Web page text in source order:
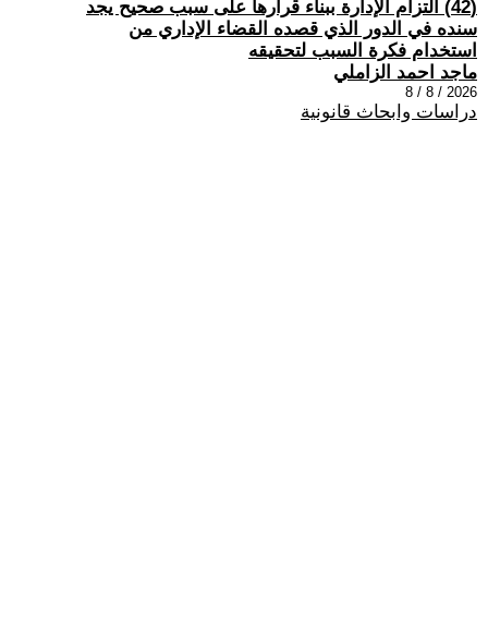
(42) التزام الإدارة ببناء قرارها على سبب صحیح یجد
سنده في الدور الذي قصده القضاء الإداري من
استخدام فكرة السبب لتحقیقه
ماجد احمد الزاملي
2026 / 8 / 8
دراسات وابحاث قانونية